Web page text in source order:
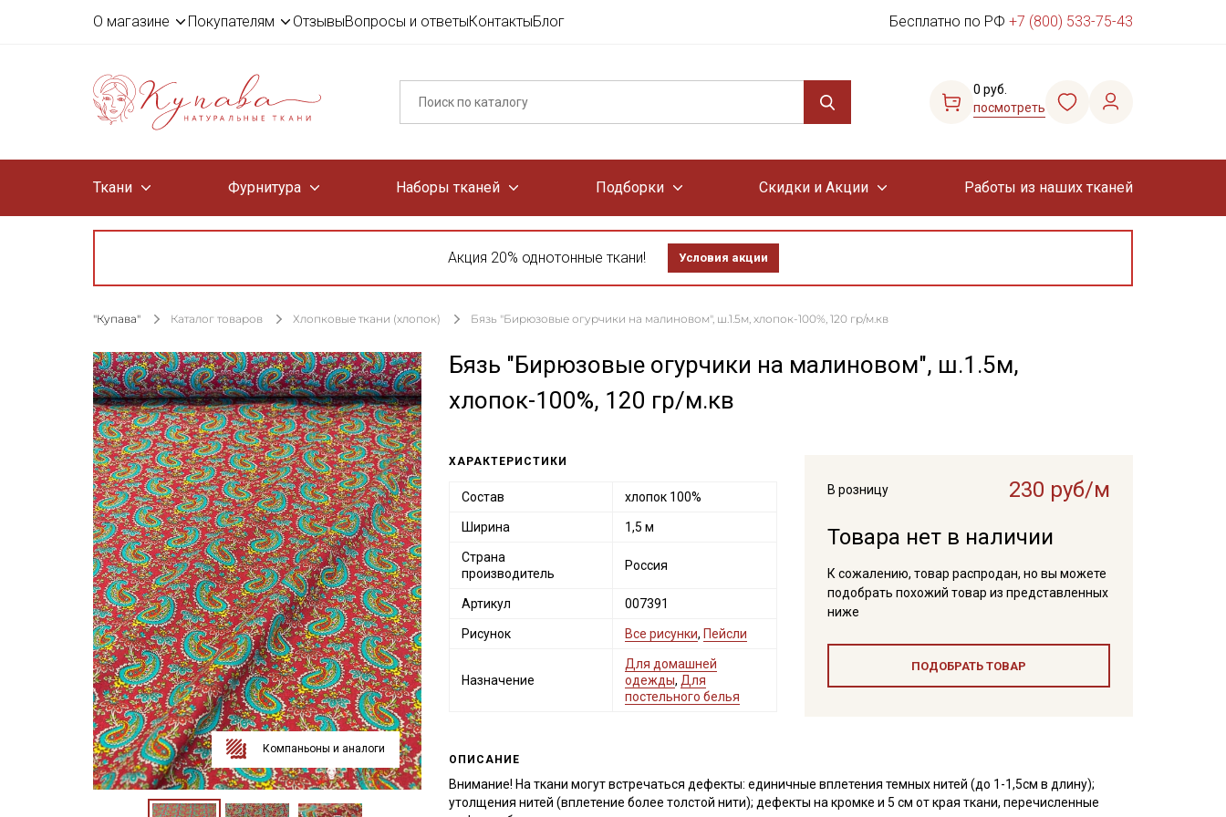
О магазине Покупателям ОтзывыВопросы и ответыКонтактыБлог Бесплатно по РФ +7 (800) 533-75-43
0 руб.
посмотреть
Ткани Фурнитура Наборы тканей Подборки Скидки и Акции Работы из наших тканей
Акция 20% однотонные ткани! Условия акции
"Купава" Каталог товаров Хлопковые ткани (хлопок) Бязь "Бирюзовые огурчики на малиновом", ш.1.5м, хлопок-100%, 120 гр/м.кв
Компаньоны и аналоги
Бязь "Бирюзовые огурчики на малиновом", ш.1.5м,
хлопок-100%, 120 гр/м.кв
В розницу
230 руб/м
Товара нет в наличии
К сожалению, товар распродан, но вы можете
подобрать похожий товар из представленных
ниже
ПОДОБРАТЬ ТОВАР
ХАРАКТЕРИСТИКИ
Состав хлопок 100%
Ширина 1,5 м
Страна
производитель
Россия
Артикул 007391
Рисунок Все рисунки, Пейсли
Назначение
Для домашней
одежды, Для
постельного белья
ОПИСАНИЕ
Внимание! На ткани могут встречаться дефекты: единичные вплетения темных нитей (до 1-1,5см в длину);
утолщения нитей (вплетение более толстой нити); дефекты на кромке и 5 см от края ткани, перечисленные